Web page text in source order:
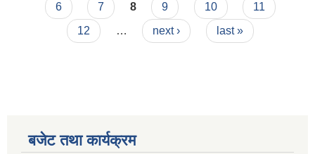
6
7 8 9 10
11
12
… next › last »
बजेट तथा कार्यक्रम